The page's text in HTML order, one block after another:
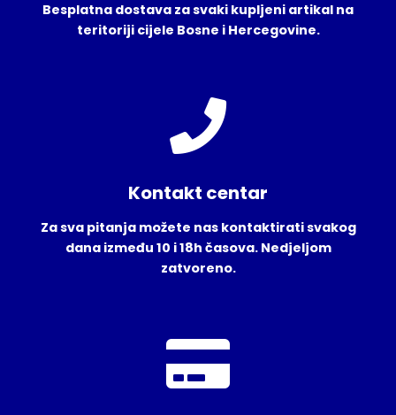
Besplatna dostava za svaki kupljeni artikal na
teritoriji cijele Bosne i Hercegovine.
Kontakt centar
Za sva pitanja možete nas kontaktirati svakog
dana između 10 i 18h časova. Nedjeljom
zatvoreno.